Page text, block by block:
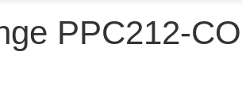
PPC212-